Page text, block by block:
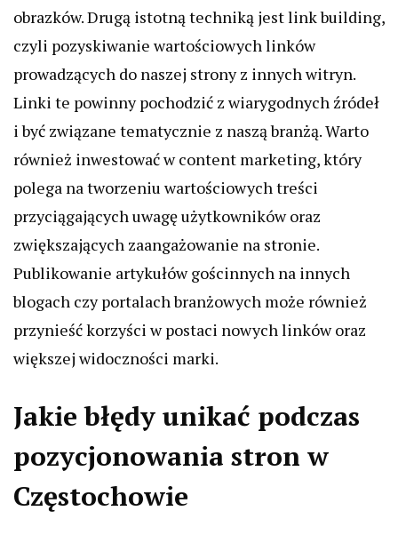
obrazków. Drugą istotną techniką jest link building,
czyli pozyskiwanie wartościowych linków
prowadzących do naszej strony z innych witryn.
Linki te powinny pochodzić z wiarygodnych źródeł
i być związane tematycznie z naszą branżą. Warto
również inwestować w content marketing, który
polega na tworzeniu wartościowych treści
przyciągających uwagę użytkowników oraz
zwiększających zaangażowanie na stronie.
Publikowanie artykułów gościnnych na innych
blogach czy portalach branżowych może również
przynieść korzyści w postaci nowych linków oraz
większej widoczności marki.
Jakie błędy unikać podczas
pozycjonowania stron w
Częstochowie